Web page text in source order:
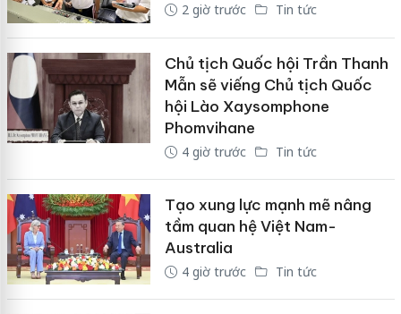
2 giờ trước Tin tức
Chủ tịch Quốc hội Trần Thanh
Mẫn sẽ viếng Chủ tịch Quốc
hội Lào Xaysomphone
Phomvihane
4 giờ trước Tin tức
Tạo xung lực mạnh mẽ nâng
tầm quan hệ Việt Nam-
Australia
4 giờ trước Tin tức